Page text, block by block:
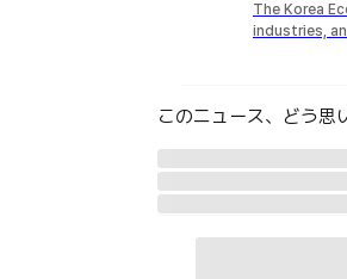
The Korea
industries,
このニュース、どう思